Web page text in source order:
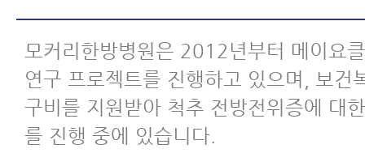
모커리한방병원은 2012년부터 메이요
연구 프로젝트를 진행하고 있으며, 보건
구비를 지원받아 척추 전방전위증에 대
를 진행 중에 있습니다.